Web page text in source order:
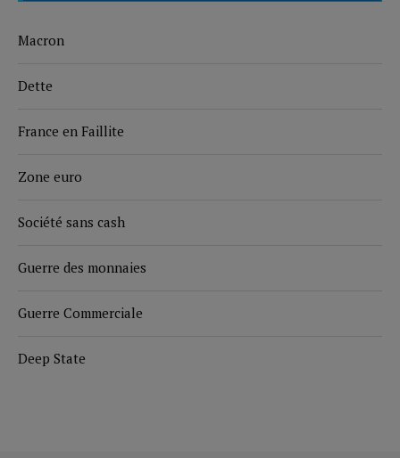
Macron
Dette
France en Faillite
Zone euro
Société sans cash
Guerre des monnaies
Guerre Commerciale
Deep State